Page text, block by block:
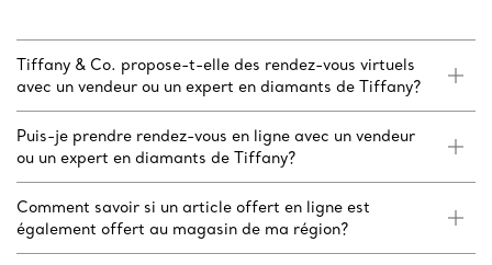
Tiffany & Co. propose-t-elle des rendez-vous virtuels
avec un vendeur ou un expert en diamants de Tiffany?
Puis-je prendre rendez-vous en ligne avec un vendeur
ou un expert en diamants de Tiffany?
Comment savoir si un article offert en ligne est
également offert au magasin de ma région?